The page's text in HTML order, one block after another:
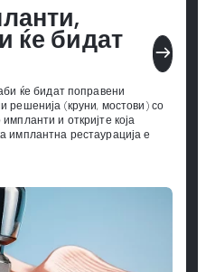
ќе бидат east
ќе бидат поправени
решенија (круни, мостови) со
и откријте која
имплантна рестаурација е